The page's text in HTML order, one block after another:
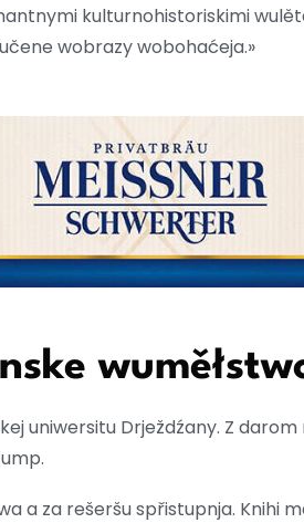
kulturnohistoriskimi
wobrazy wobohaćeja.»
uniwersitu Drježdźany. Z
za rešeršu spřistupnja. Knihi